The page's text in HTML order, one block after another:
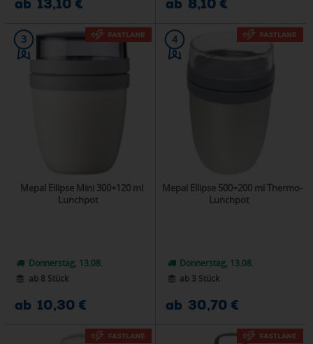
ab 13,10 € ab 8,10 €
3
Mepal Ellipse Mini 300+120 ml
Lunchpot
Donnerstag, 13.08.
ab 8 Stück
ab 10,30 €
4
Mepal Ellipse 500+200 ml Thermo-
Lunchpot
Donnerstag, 13.08.
ab 3 Stück
ab 30,70 €